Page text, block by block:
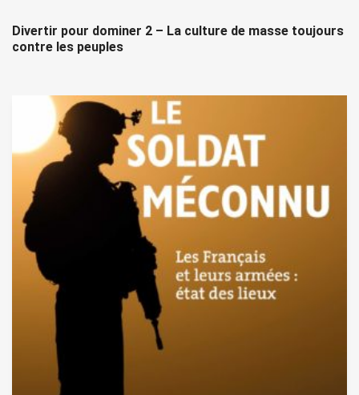
Divertir pour dominer 2 – La culture de masse toujours
contre les peuples